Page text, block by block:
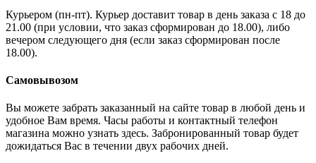
Курьером (пн-пт). Курьер доставит товар в день заказа с 18 до
21.00 (при условии, что заказ сформирован до 18.00), либо
вечером следующего дня (если заказ сформирован после
18.00).
Самовывозом
Вы можете забрать заказанный на сайте товар в любой день и
удобное Вам время. Часы работы и контактный телефон
магазина можно узнать здесь. Забронированный товар будет
дожидаться Вас в течении двух рабочих дней.